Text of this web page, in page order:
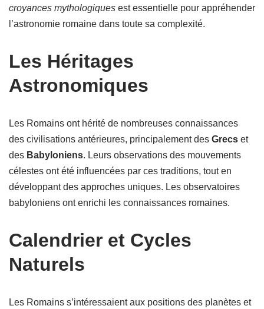
croyances mythologiques est essentielle pour appréhender
l’astronomie romaine dans toute sa complexité.
Les Héritages
Astronomiques
Les Romains ont hérité de nombreuses connaissances
des civilisations antérieures, principalement des Grecs et
des Babyloniens. Leurs observations des mouvements
célestes ont été influencées par ces traditions, tout en
développant des approches uniques. Les observatoires
babyloniens ont enrichi les connaissances romaines.
Calendrier et Cycles
Naturels
Les Romains s’intéressaient aux positions des planètes et